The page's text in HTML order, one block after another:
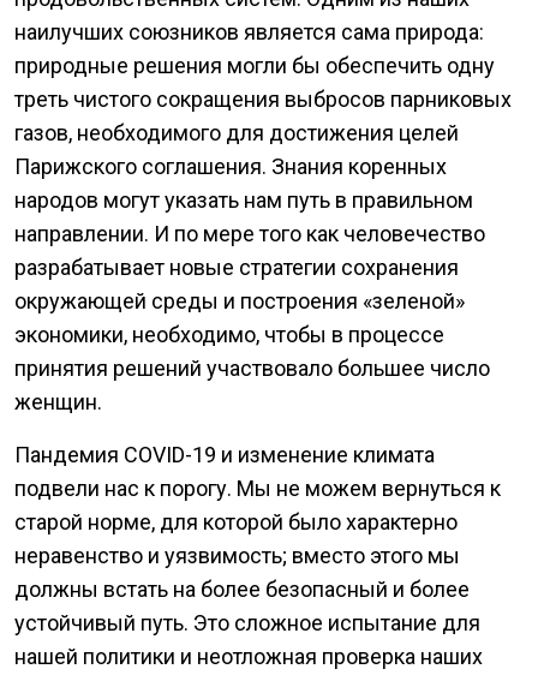
наилучших союзников является сама природа:
природные решения могли бы обеспечить одну
треть чистого сокращения выбросов парниковых
газов, необходимого для достижения целей
Парижского соглашения. Знания коренных
народов могут указать нам путь в правильном
направлении. И по мере того как человечество
разрабатывает новые стратегии сохранения
окружающей среды и построения «зеленой»
экономики, необходимо, чтобы в процессе
принятия решений участвовало большее число
женщин.
Пандемия COVID-19 и изменение климата
подвели нас к порогу. Мы не можем вернуться к
старой норме, для которой было характерно
неравенство и уязвимость; вместо этого мы
должны встать на более безопасный и более
устойчивый путь. Это сложное испытание для
нашей политики и неотложная проверка наших